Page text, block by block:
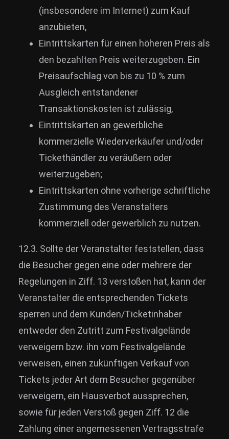
(insbesondere im Internet) zum Kauf
anzubieten,
Eintrittskarten für einen höheren Preis als
den bezahlten Preis weiterzugeben. Ein
Preisaufschlag von bis zu 10 % zum
Ausgleich entstandener
Transaktionskosten ist zulässig,
Eintrittskarten an gewerbliche
kommerzielle Wiederverkäufer und/oder
Tickethändler zu veräußern oder
weiterzugeben;
Eintrittskarten ohne vorherige schriftliche
Zustimmung des Veranstalters
kommerziell oder gewerblich zu nutzen.
12.3. Sollte der Veranstalter feststellen, dass
die Besucher gegen eine oder mehrere der
Regelungen in Ziff. 13 verstoßen hat, kann der
Veranstalter die entsprechenden Tickets
sperren und dem Kunden/Ticketinhaber
entweder den Zutritt zum Festivalgelände
verweigern bzw. ihn vom Festivalgelände
verweisen, einen zukünftigen Verkauf von
Tickets jeder Art dem Besucher gegenüber
verweigern, ein Hausverbot aussprechen,
sowie für jeden Verstoß gegen Ziff. 12 die
Zahlung einer angemessenen Vertragsstrafe